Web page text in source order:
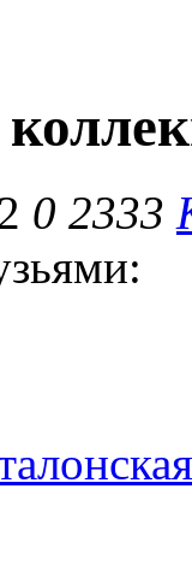
0 2333